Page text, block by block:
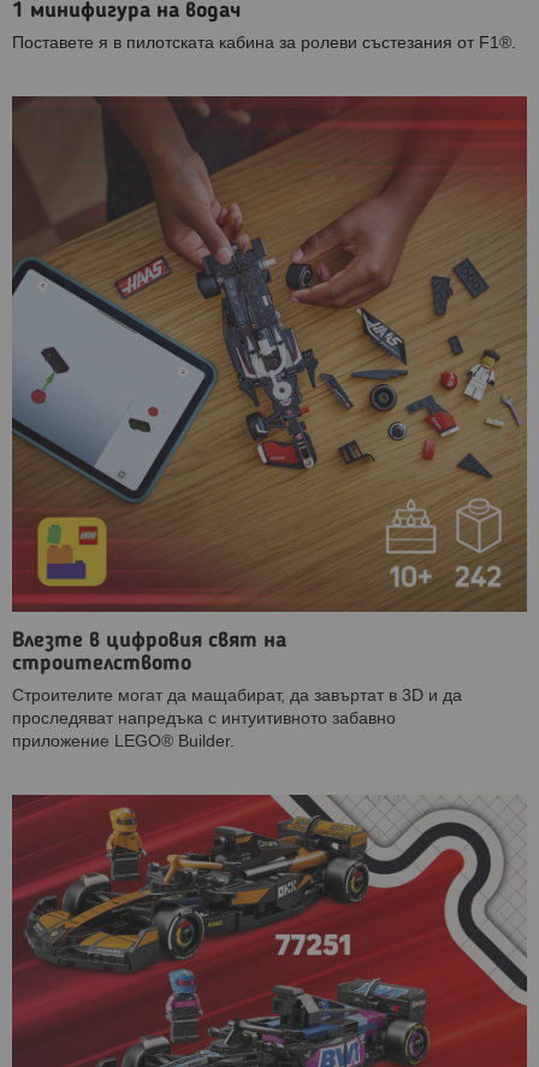
1 минифигура на водач
Поставете я в пилотската кабина за ролеви състезания от F1®.
Влезте в цифровия свят на
строителството
Строителите могат да мащабират, да завъртат в 3D и да
проследяват напредъка с интуитивното забавно
приложение LEGO® Builder.